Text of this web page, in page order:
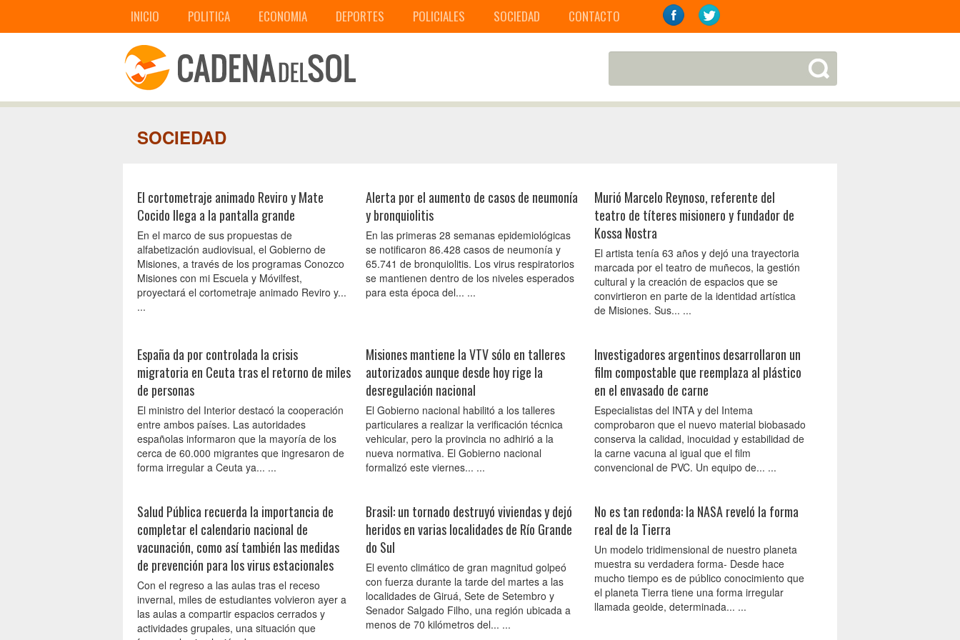
INICIO POLITICA ECONOMIA DEPORTES POLICIALES SOCIEDAD CONTACTO
SOCIEDAD
El cortometraje animado Reviro y Mate
Cocido llega a la pantalla grande
En el marco de sus propuestas de
alfabetización audiovisual, el Gobierno de
Misiones, a través de los programas Conozco
Misiones con mi Escuela y Móvilfest,
proyectará el cortometraje animado Reviro y...
...
Alerta por el aumento de casos de neumonía
y bronquiolitis
En las primeras 28 semanas epidemiológicas
se notificaron 86.428 casos de neumonía y
65.741 de bronquiolitis. Los virus respiratorios
se mantienen dentro de los niveles esperados
para esta época del... ...
Murió Marcelo Reynoso, referente del
teatro de títeres misionero y fundador de
Kossa Nostra
El artista tenía 63 años y dejó una trayectoria
marcada por el teatro de muñecos, la gestión
cultural y la creación de espacios que se
convirtieron en parte de la identidad artística
de Misiones. Sus... ...
España da por controlada la crisis
migratoria en Ceuta tras el retorno de miles
de personas
El ministro del Interior destacó la cooperación
entre ambos países. Las autoridades
españolas informaron que la mayoría de los
cerca de 60.000 migrantes que ingresaron de
forma irregular a Ceuta ya... ...
Misiones mantiene la VTV sólo en talleres
autorizados aunque desde hoy rige la
desregulación nacional
El Gobierno nacional habilitó a los talleres
particulares a realizar la verificación técnica
vehicular, pero la provincia no adhirió a la
nueva normativa. El Gobierno nacional
formalizó este viernes... ...
Investigadores argentinos desarrollaron un
film compostable que reemplaza al plástico
en el envasado de carne
Especialistas del INTA y del Intema
comprobaron que el nuevo material biobasado
conserva la calidad, inocuidad y estabilidad de
la carne vacuna al igual que el film
convencional de PVC. Un equipo de... ...
Salud Pública recuerda la importancia de
completar el calendario nacional de
vacunación, como así también las medidas
de prevención para los virus estacionales
Con el regreso a las aulas tras el receso
invernal, miles de estudiantes volvieron ayer a
las aulas a compartir espacios cerrados y
actividades grupales, una situación que
Brasil: un tornado destruyó viviendas y dejó
heridos en varias localidades de Río Grande
do Sul
El evento climático de gran magnitud golpeó
con fuerza durante la tarde del martes a las
localidades de Giruá, Sete de Setembro y
Senador Salgado Filho, una región ubicada a
menos de 70 kilómetros del... ...
No es tan redonda: la NASA reveló la forma
real de la Tierra
Un modelo tridimensional de nuestro planeta
muestra su verdadera forma- Desde hace
mucho tiempo es de público conocimiento que
el planeta Tierra tiene una forma irregular
llamada geoide, determinada... ...